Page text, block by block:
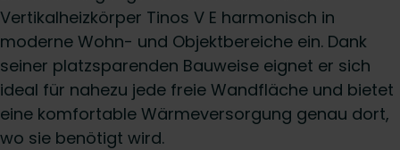
Vertikalheizkörper Tinos V E harmonisch in
moderne Wohn- und Objektbereiche ein. Dank
seiner platzsparenden Bauweise eignet er sich
ideal für nahezu jede freie Wandfläche und bietet
eine komfortable Wärmeversorgung genau dort,
wo sie benötigt wird.